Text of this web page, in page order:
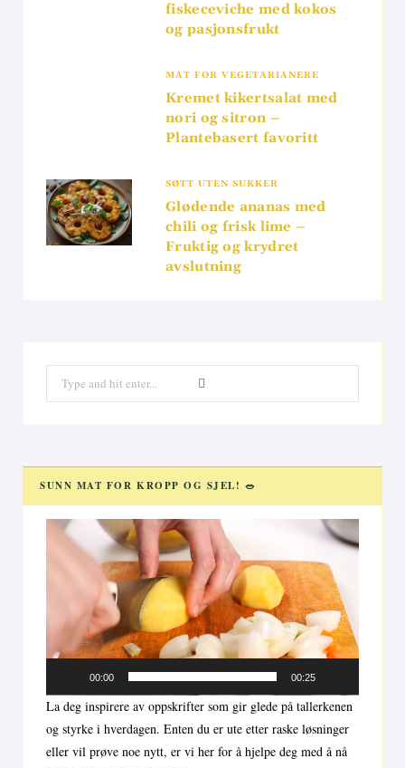
fiskeceviche med kokos
og pasjonsfrukt
MAT FOR VEGETARIANERE
Kremet kikertsalat med
nori og sitron –
Plantebasert favoritt
SØTT UTEN SUKKER
Glødende ananas med
chili og frisk lime –
Fruktig og krydret
avslutning
Search
for:
SUNN MAT FOR KROPP OG SJEL! 🥗
Videoavspiller
00:00 00:25
La deg inspirere av oppskrifter som gir glede på tallerkenen
og styrke i hverdagen. Enten du er ute etter raske løsninger
eller vil prøve noe nytt, er vi her for å hjelpe deg med å nå